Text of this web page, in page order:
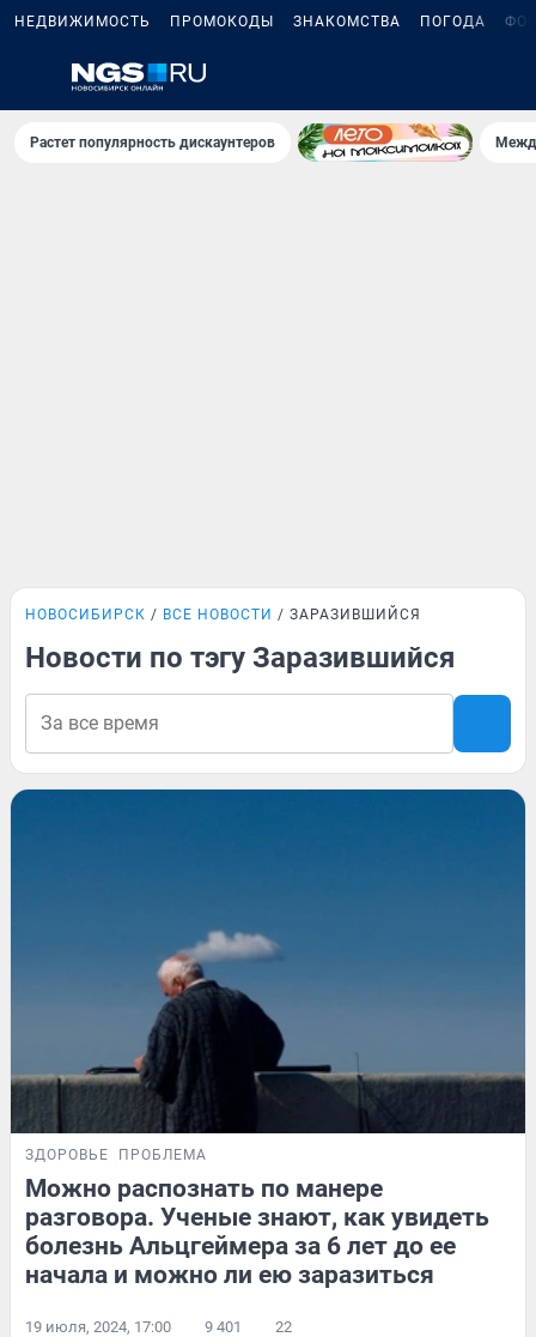
НЕДВИЖИМОСТЬ ПРОМОКОДЫ ЗНАКОМСТВА ПОГОДА
Растет популярность дискаунтеров
НОВОСИБИРСК ВСЕ НОВОСТИ ЗАРАЗИВШИЙСЯ
Новости по тэгу Заразившийся
ЗДОРОВЬЕ ПРОБЛЕМА
Можно распознать по манере
разговора. Ученые знают, как увидеть
болезнь Альцгеймера за 6 лет до ее
начала и можно ли ею заразиться
19 июля, 2024, 17:00 9 401 22